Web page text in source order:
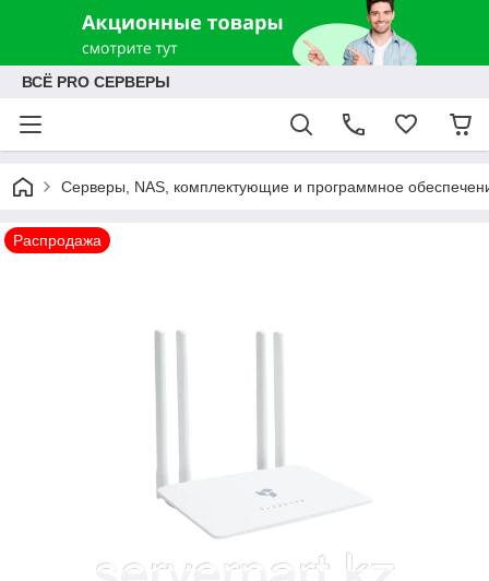
ВСЁ PRO СЕРВЕРЫ
Серверы, NAS, комплектующие и программное
Распродажа